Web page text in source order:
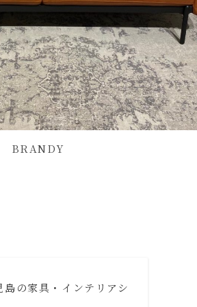
BRANDY
の家具・インテリアシ